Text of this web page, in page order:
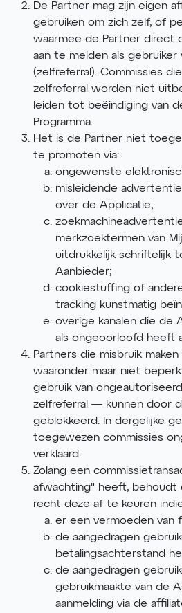
De Partner mag zijn eigen
gebruiken om zich zelf, of
waarmee de Partner direct
aan te melden als gebruiker
(zelfreferral). Commissies
zelfreferral worden niet
leiden tot beëindiging van
Programma.
Het is de Partner niet
te promoten via:
ongewenste
misleidende
over de Applicatie;
merkzoektermen van
uitdrukkelijk schriftelijk
Aanbieder;
cookiestuffing of
tracking kunstmatig
overige kanalen die de
als ongeoorloofd heeft
Partners die misbruik
waaronder maar niet
gebruik van
zelfreferral — kunnen door
geblokkeerd. In dergelijke
toegewezen commissies
verklaard.
Zolang een
afwachting" heeft, behoudt
recht deze af te keuren
er een vermoeden van
de aangedragen
betalingsachterstand
de aangedragen
gebruikmaakte van de
aanmelding via de